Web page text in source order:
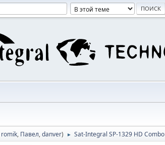
romik, Павел,danver) ► Sat-Integral SP-1329 HD Combo